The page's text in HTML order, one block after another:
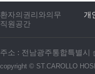
환자의권리와의무 개
직원공간
주소 : 전남광주통합특별시
copyright © ST.CAROLLO